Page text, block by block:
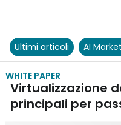
Ultimi articoli AI
WHITE PAPER
Virtualizzazione
principali per